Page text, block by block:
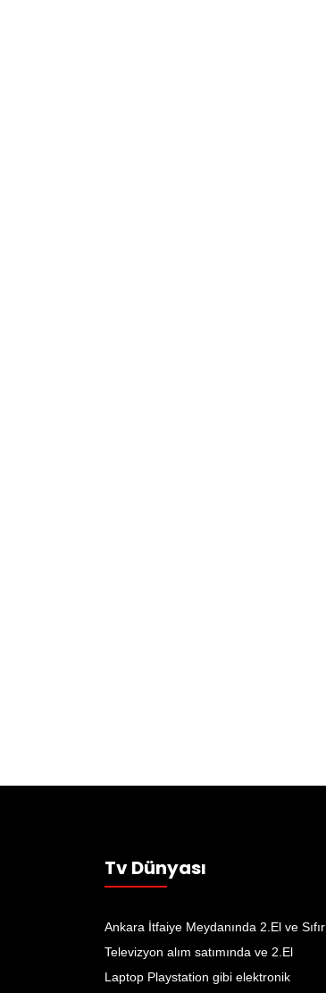
Tv Dünyası
Ankara İtfaiye Meydanında 2.El ve Sıfır
Televizyon alım satımında ve 2.El
Laptop Playstation gibi elektronik